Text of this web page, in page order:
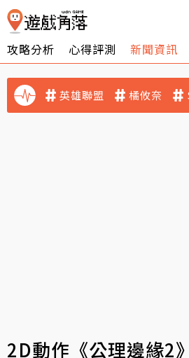
攻略分析 心得評測 新聞資訊
英雄聯盟 橘攸奈
2D動作《公理邊緣2